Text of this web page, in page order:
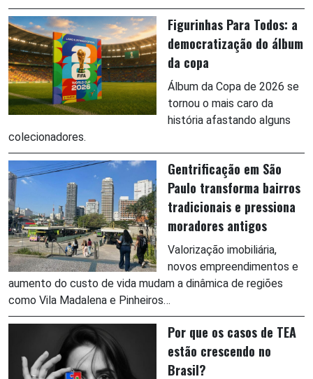
Figurinhas Para Todos: a
democratização do álbum
da copa
Álbum da Copa de 2026 se
tornou o mais caro da
história afastando alguns
colecionadores.
Gentrificação em São
Paulo transforma bairros
tradicionais e pressiona
moradores antigos
Valorização imobiliária,
novos empreendimentos e
aumento do custo de vida mudam a dinâmica de regiões
como Vila Madalena e Pinheiros…
Por que os casos de TEA
estão crescendo no
Brasil?